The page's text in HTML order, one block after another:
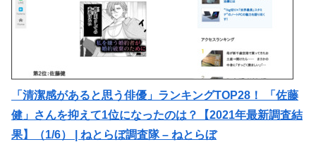
「清潔感があると思う俳優」ランキングTOP28！ 「佐藤
健」さんを抑えて1位になったのは？【2021年最新調査結
果】（1/6） | ねとらぼ調査隊 – ねとらぼ